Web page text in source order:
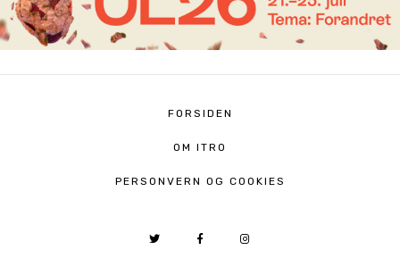
FORSIDEN
OM ITRO
PERSONVERN OG COOKIES